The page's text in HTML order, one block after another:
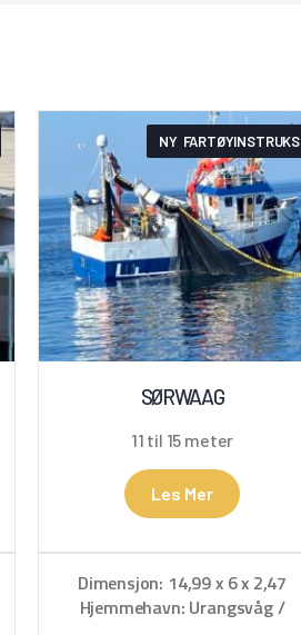
NY FARTØYINSTRUKS
SØRWAAG
11 til 15 meter
Les Mer
Dimensjon: 14,99 x 6 x 2,47
Hjemmehavn: Urangsvåg /